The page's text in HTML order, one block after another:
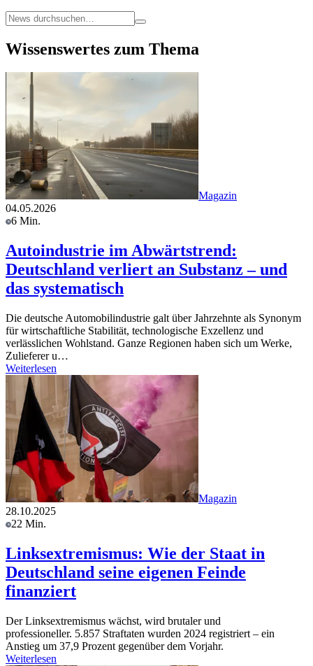
Wissenswertes zum Thema
Magazin
04.05.2026
6 Min.
Autoindustrie im Abwärtstrend:
Deutschland verliert an Substanz – und
das systematisch
Die deutsche Automobilindustrie galt über Jahrzehnte als Synonym
für wirtschaftliche Stabilität, technologische Exzellenz und
verlässlichen Wohlstand. Ganze Regionen haben sich um Werke,
Zulieferer u…
Weiterlesen
Magazin
28.10.2025
22 Min.
Linksextremismus: Wie der Staat in
Deutschland seine eigenen Feinde
finanziert
Der Linksextremismus wächst, wird brutaler und
professioneller. 5.857 Straftaten wurden 2024 registriert – ein
Anstieg um 37,9 Prozent gegenüber dem Vorjahr.
Weiterlesen